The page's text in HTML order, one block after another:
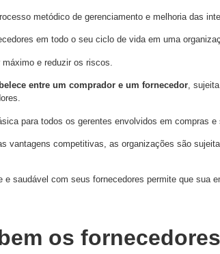
metódico de gerenciamento e melhoria das
em todo o seu ciclo de vida em uma
e reduzir os riscos.
entre um comprador e um fornecedor,
para todos os gerentes envolvidos em compras e
vantagens competitivas, as organizações são
saudável com seus fornecedores permite que
os fornecedores